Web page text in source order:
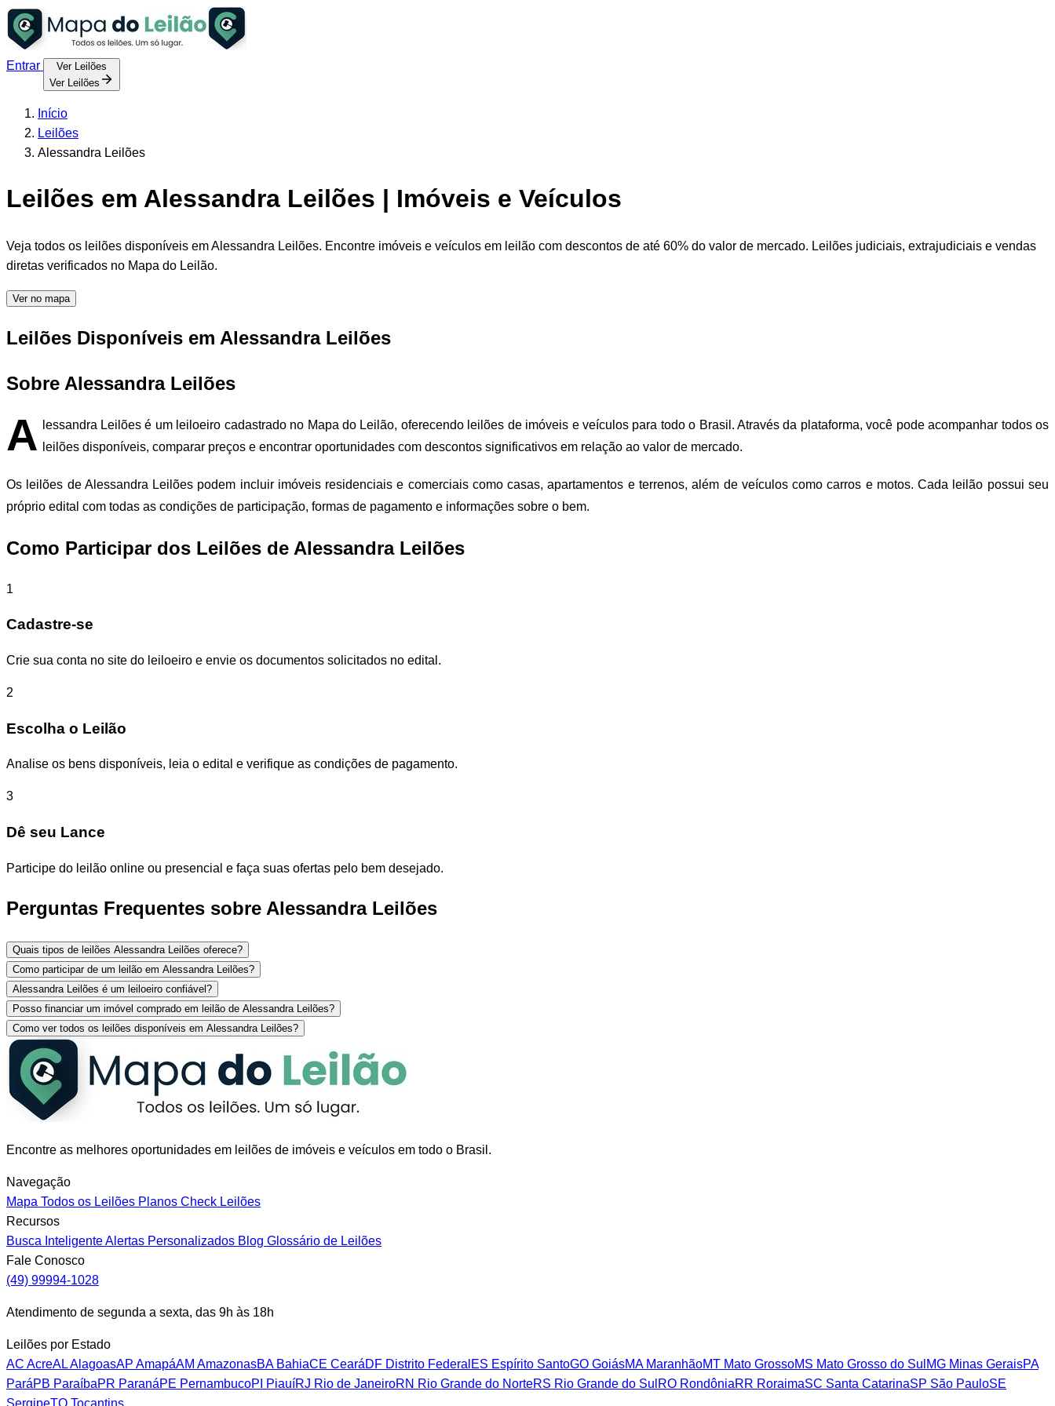
Entrar
Ver Leilões
Ver Leilões
Início
Leilões
Alessandra Leilões
Leilões em Alessandra Leilões | Imóveis e Veículos
Veja todos os leilões disponíveis em Alessandra Leilões. Encontre imóveis e veículos em leilão com descontos de até 60% do valor de mercado. Leilões judiciais, extrajudiciais e vendas
diretas verificados no Mapa do Leilão.
Ver no mapa
Leilões Disponíveis em Alessandra Leilões
Sobre Alessandra Leilões
A
lessandra Leilões é um leiloeiro cadastrado no Mapa do Leilão, oferecendo leilões de imóveis e veículos para todo o Brasil. Através da plataforma, você pode acompanhar todos os
leilões disponíveis, comparar preços e encontrar oportunidades com descontos significativos em relação ao valor de mercado.
Os leilões de Alessandra Leilões podem incluir imóveis residenciais e comerciais como casas, apartamentos e terrenos, além de veículos como carros e motos. Cada leilão possui seu
próprio edital com todas as condições de participação, formas de pagamento e informações sobre o bem.
Como Participar dos Leilões de Alessandra Leilões
1
Cadastre-se
Crie sua conta no site do leiloeiro e envie os documentos solicitados no edital.
2
Escolha o Leilão
Analise os bens disponíveis, leia o edital e verifique as condições de pagamento.
3
Dê seu Lance
Participe do leilão online ou presencial e faça suas ofertas pelo bem desejado.
Perguntas Frequentes sobre Alessandra Leilões
Quais tipos de leilões Alessandra Leilões oferece?
Como participar de um leilão em Alessandra Leilões?
Alessandra Leilões é um leiloeiro confiável?
Posso financiar um imóvel comprado em leilão de Alessandra Leilões?
Como ver todos os leilões disponíveis em Alessandra Leilões?
Encontre as melhores oportunidades em leilões de imóveis e veículos em todo o Brasil.
Navegação
Mapa Todos os Leilões Planos Check Leilões
Recursos
Busca InteligenteAlertas Personalizados Blog Glossário de Leilões
Fale Conosco
(49) 99994-1028
Atendimento de segunda a sexta, das 9h às 18h
Leilões por Estado
AC AcreALAlagoasAP AmapáAM AmazonasBABahiaCE CearáDF Distrito Federal ES Espírito SantoGO GoiásMAMaranhãoMT Mato GrossoMS Mato Grosso do Sul MG Minas GeraisPA
ParáPB ParaíbaPR ParanáPE PernambucoPI PiauíRJ Rio de JaneiroRN Rio Grande do NorteRS Rio Grande do Sul RO RondôniaRR RoraimaSC Santa CatarinaSP São PauloSE
SergipeTO Tocantins